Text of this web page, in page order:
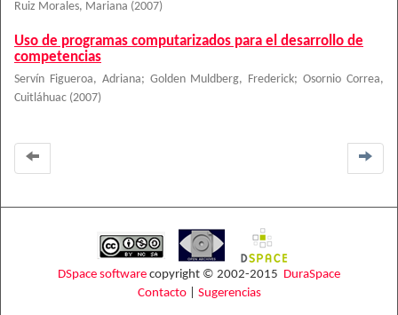
Ruiz Morales, Mariana (2007)
Uso de programas computarizados para el desarrollo de
competencias
Servín Figueroa, Adriana; Golden Muldberg, Frederick;Osornio Correa,
Cuitláhuac (2007)
DSpace software copyright © 2002-2015 DuraSpace
Contacto| Sugerencias